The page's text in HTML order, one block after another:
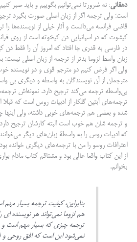
دهقانی: نه ضرورتا نمی‌توانیم بگوییم و باید صبر
است؛ ولی ترجمه اگر از زبان اصلی صورت بگیرد
قاضی فرانسه می‌دانست و آثار خیلی از نویسنده‌ها
کیشوت که در اسپانیایی دن کیخوته است از روی
در فارسی به قدری جا افتاد که امروز آن را فقط دن
زبان واسط لزوما بدتر از ترجمه از زبان اصلی
ولی اگر فرض کنیم دو مترجم قوی و دو نویسنده
مترجمان از آن نویسندگان به واسطه و دیگری بی
بی‌واسطه ترجمه می­‌کند ترجیح دارد. نمونه‌­اش
ترجمه‌های آبتین گلکار از ادبیات روس است که
شده و بعضی هم ترجمه‌های خوبی داشته، ولی
و ترجمه شان هم خوب است البته کارشان ترجیح
که ادبیات روس را به واسطۀ زبان­‌های دیگر
اعترافات روسو را من با ترجمه‌های دیگری خوانده
از این کتاب واقعا عالی بود و مشتاقم کتاب مادام
بخوانم.
بنابراین، کیفیت ترجمه بسیار
هم لزوما نمی‌تواند هر نویسنده ای
ترجمه چیزی که بسیار مهم است و
نمی‌شود این است که افق روحی و